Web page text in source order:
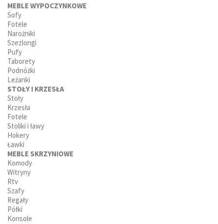
MEBLE WYPOCZYNKOWE
Sofy
Fotele
Narożniki
Szezlongi
Pufy
Taborety
Podnóżki
Leżanki
STOŁY I KRZESŁA
Stoły
Krzesła
Fotele
Stoliki i ławy
Hokery
Ławki
MEBLE SKRZYNIOWE
Komody
Witryny
Rtv
Szafy
Regały
Półki
Konsole